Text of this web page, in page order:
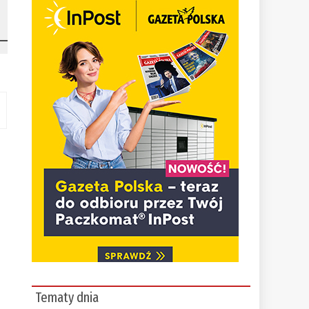
Tematy dnia